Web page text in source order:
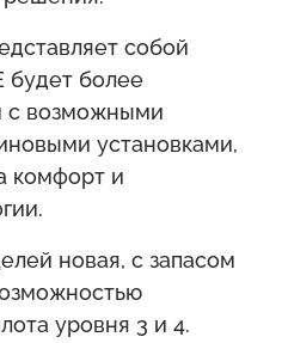
собой
будет более
с возможными
установками,
комфорт и
новая, с запасом
уровня 3 и 4.